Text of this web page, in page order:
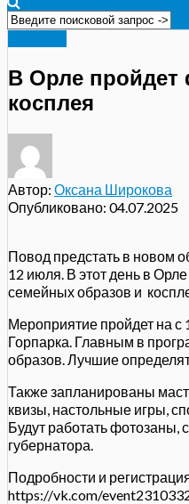
В Орле пройдет
косплея
Автор: Оксана Широкова
Опубликовано: 04.07.2025
Повод предстать в новом
12 июля. В этот день в
семейных образов и
Мероприятие пройдет на с
Горпарка. Главным в
образов. Лучшие
Также запланированы
квизы, настольные игры,
Будут работать
губернатора.
Подробности и
https://vk.com/